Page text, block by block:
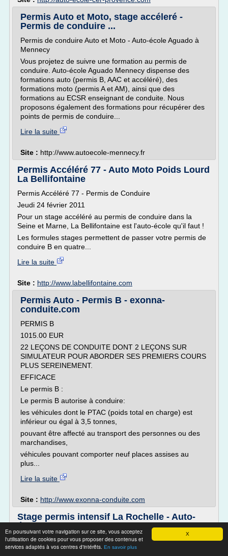
X
En poursuivant votre navigation sur ce site, vous acceptez
l'utilisation de cookies pour vous proposer des contenus et
services adaptés à vos centres d'intérêts. En savoir plus
Permis Auto et Moto, stage accéleré -
Permis de conduire ...
Permis de conduire Auto et Moto - Auto-école Aguado à
Mennecy
Vous projetez de suivre une formation au permis de
conduire. Auto-école Aguado Mennecy dispense des
formations auto (permis B, AAC et accéléré), des
formations moto (permis A et AM), ainsi que des
formations au ECSR enseignant de conduite. Nous
proposons également des formations pour récupérer des
points de permis de conduire...
Lire la suite
Site : http://www.autoecole-mennecy.fr
Permis Accéléré 77 - Auto Moto Poids Lourd
La Bellifontaine
Permis Accéléré 77 - Permis de Conduire
Jeudi 24 février 2011
Pour un stage accéléré au permis de conduire dans la
Seine et Marne, La Bellifontaine est l'auto-école qu'il faut !
Les formules stages permettent de passer votre permis de
conduire B en quatre...
Lire la suite
Site : http://www.labellifontaine.com
Permis Auto - Permis B - exonna-
conduite.com
PERMIS B
1015.00 EUR
22 LEÇONS DE CONDUITE DONT 2 LEÇONS SUR
SIMULATEUR POUR ABORDER SES PREMIERS COURS
PLUS SEREINEMENT.
EFFICACE
Le permis B :
Le permis B autorise à conduire:
les véhicules dont le PTAC (poids total en charge) est
inférieur ou égal à 3,5 tonnes,
pouvant être affecté au transport des personnes ou des
marchandises,
véhicules pouvant comporter neuf places assises au
plus...
Lire la suite
Site : http://www.exonna-conduite.com
Stage permis intensif La Rochelle - Auto-
Email :
Besoin d'un stage de permis intensif à La Rochelle ?